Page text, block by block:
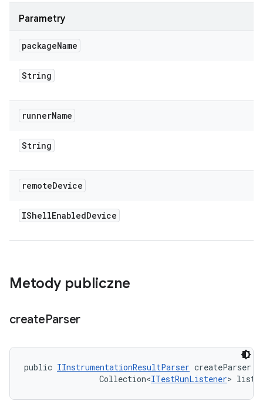
Parametry
packageName
String
runnerName
String
remoteDevice
IShellEnabledDevice
Metody publiczne
createParser
public IInstrumentationResultParser createParser
                Collection<
ITestRunListener>